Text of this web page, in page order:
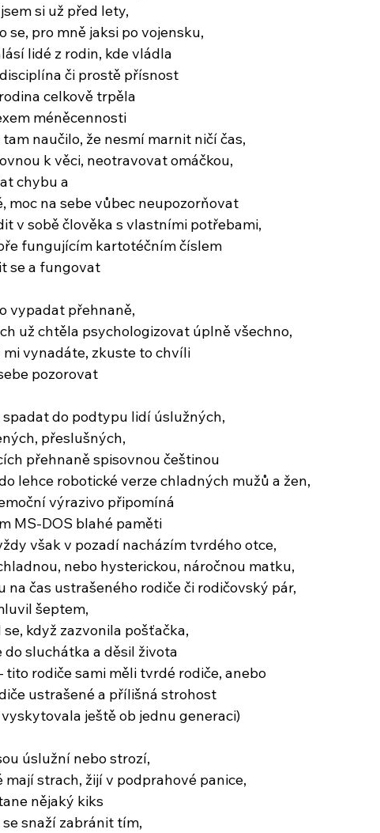
si už před lety,
se, pro mně jaksi po vojensku,
lidé z rodin, kde vládla
či prostě přísnost
celkově trpěla
méněcennosti
tam naučilo, že nesmí marnit ničí čas,
k věci, neotravovat omáčkou,
chybu a
moc na sebe vůbec neupozorňovat
v sobě člověka s vlastními potřebami,
fungujícím kartotéčním číslem
se a fungovat
vypadat přehnaně,
už chtěla psychologizovat úplně všechno,
mi vynadáte, zkuste to chvíli
pozorovat
spadat do podtypu lidí úslužných,
přeslušných,
přehnaně spisovnou češtinou
lehce robotické verze chladných mužů a žen,
výrazivo připomíná
MS-DOS blahé paměti
však v pozadí nacházím tvrdého otce,
nebo hysterickou, náročnou matku,
na čas ustrašeného rodiče či rodičovský pár,
šeptem,
když zazvonila pošťačka,
do sluchátka a děsil života
tito rodiče sami měli tvrdé rodiče, anebo
ustrašené a přílišná strohost
ještě ob jednu generaci)
úslužní nebo strozí,
mají strach, žijí v podprahové panice,
nějaký kiks
snaží zabránit tím,